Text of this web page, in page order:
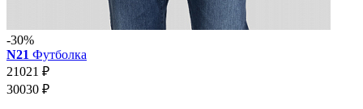
-30%
N21 Футболка
21021 ₽
30030 ₽